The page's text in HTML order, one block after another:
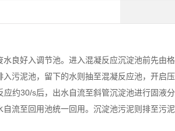
良好入调节池。进入混凝反应沉淀池前先由
污泥池，留下的水则抽至混凝反应池，开启
应约30/s后，出水自流至斜管沉淀池进行固液
流至回用池统一回用。沉淀池污泥则排至污